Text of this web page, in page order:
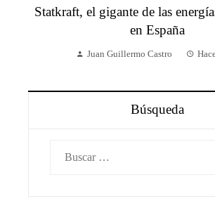
Statkraft, el gigante de las
en España
Juan Guillermo Castro
Búsqueda